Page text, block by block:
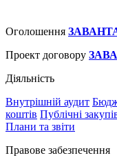
Оголошення
Проект договору
Діяльність
Внутрішній аудит
коштів Публічні
Плани та звіти
Правове забезпечення